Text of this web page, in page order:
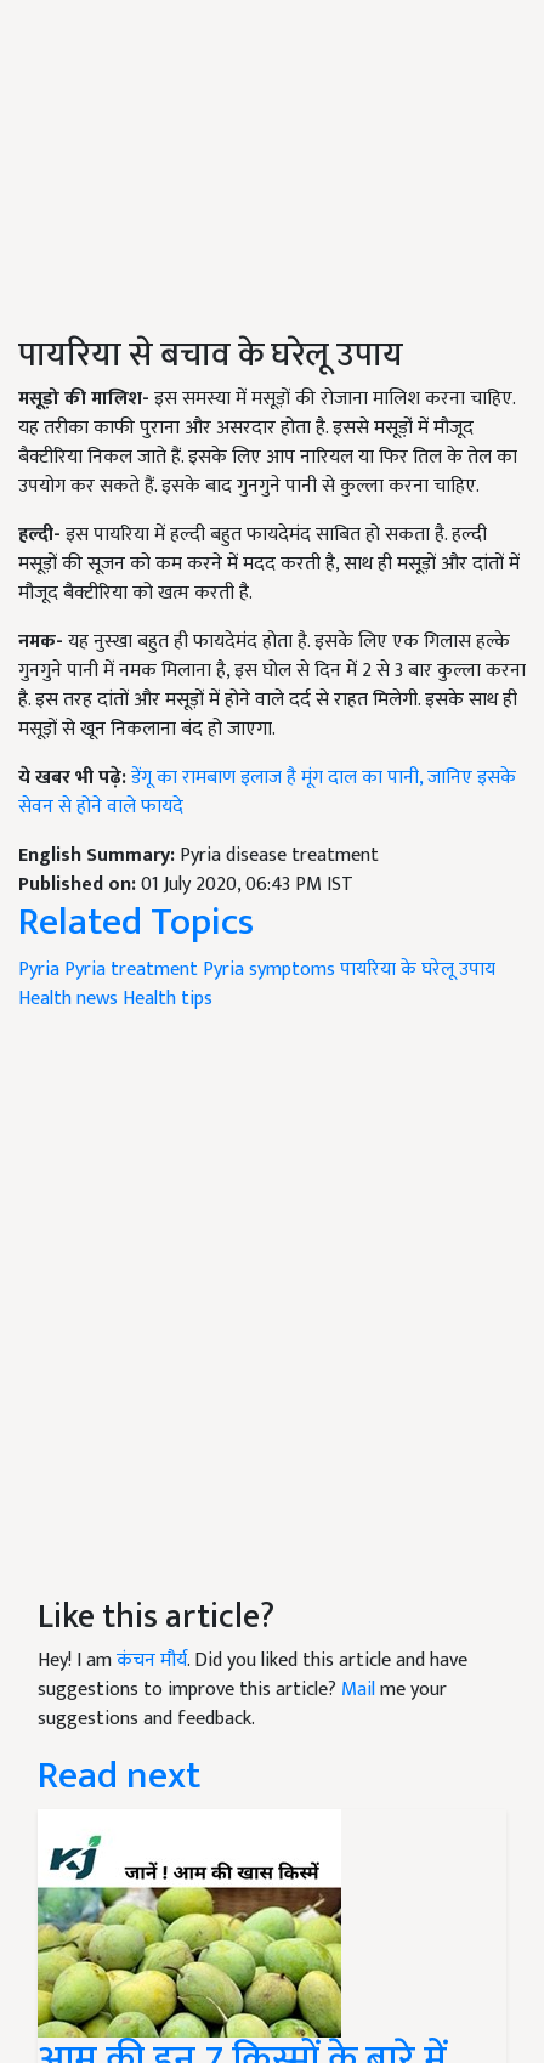
पायरिया से बचाव के घरेलू उपाय
मसूड़ो की मालिश-इस समस्या में मसूड़ों की रोजाना मालिश करना चाहिए.
यह तरीका काफी पुराना और असरदार होता है. इससे मसूडो़ं में मौजूद
बैक्टीरिया निकल जाते हैं. इसके लिए आप नारियल या फिर तिल के तेल का
उपयोग कर सकते हैं. इसके बाद गुनगुने पानी से कुल्ला करना चाहिए.
हल्दी-इस पायरिया में हल्दी बहुत फायदेमंद साबित हो सकता है. हल्दी
मसूड़ों की सूजन को कम करने में मदद करती है, साथ ही मसूड़ों और दांतों में
मौजूद बैक्टीरिया को खत्म करती है.
नमक-यह नुस्खा बहुत ही फायदेमंद होता है. इसके लिए एक गिलास हल्के
गुनगुने पानी में नमक मिलाना है, इस घोल से दिन में 2 से 3 बार कुल्ला करना
है. इस तरह दांतों और मसूड़ों में होने वाले दर्द से राहत मिलेगी. इसके साथ ही
मसूड़ों से खून निकलाना बंद हो जाएगा.
ये खबर भी पढ़े:डेंगू का रामबाण इलाज है मूंग दाल का पानी, जानिए इसके
सेवन से होने वाले फायदे
English Summary:Pyria disease treatment
Published on:01 July 2020, 06:43 PM IST
Related Topics
PyriaPyria treatmentPyria symptomsपायरिया के घरेलू उपाय
Health news Health tips
Like this article?
Hey! I amकंचन मौर्य. Did you liked this article and have
suggestions to improve this article? Mailme your
suggestions and feedback.
Read next